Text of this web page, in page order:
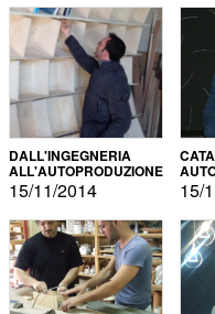
DALL'INGEGNERIA
ALL'AUTOPRODUZIONE
15/11/2014 15/